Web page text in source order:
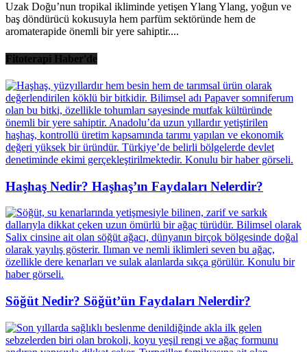
Uzak Doğu’nun tropikal ikliminde yetişen Ylang Ylang, yoğun ve
baş döndürücü kokusuyla hem parfüm sektöründe hem de
aromaterapide önemli bir yere sahiptir....
Fitoterapi Haber'de
Haşhaş Nedir? Haşhaş’ın Faydaları Nelerdir?
Söğüt Nedir? Söğüt’ün Faydaları Nelerdir?